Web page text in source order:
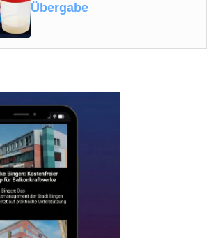
Übergabe